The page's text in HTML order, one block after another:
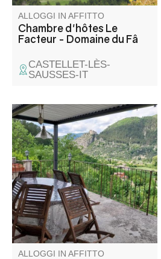
ALLOGGI IN AFFITTO
Chambre d'hôtes Le
Facteur - Domaine du Fâ
CASTELLET-LÈS-
SAUSSES-IT
Casa di charme, situata alla
fine della pista. Tranquillità e
relax assicurati. Dalla casa
potrete ammirare la splendida
e impareggiabile vista sulla
cittadella di Entrevaux, sulle
montagne e sulla valle.
ALLOGGI IN AFFITTO